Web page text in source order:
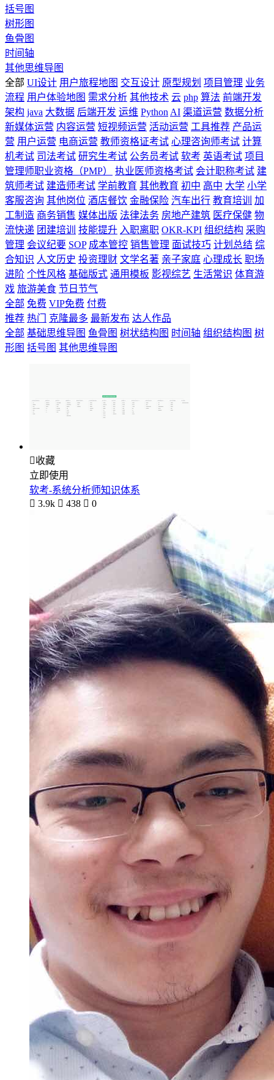
括号图
树形图
鱼骨图
时间轴
其他思维导图
全部 UI设计 用户旅程地图 交互设计 原型规划 项目管理 业务
流程 用户体验地图 需求分析 其他技术 云 php 算法 前端开发
架构 java 大数据 后端开发 运维 Python AI 渠道运营 数据分析
新媒体运营 内容运营 短视频运营 活动运营 工具推荐 产品运
营 用户运营 电商运营 教师资格证考试 心理咨询师考试 计算
机考试 司法考试 研究生考试 公务员考试 软考 英语考试 项目
管理师职业资格（PMP）
执业医师资格考试 会计职称考试 建
筑师考试 建造师考试 学前教育 其他教育 初中 高中 大学 小学
客服咨询 其他岗位 酒店餐饮 金融保险 汽车出行 教育培训
加
工制造 商务销售 媒体出版 法律法务 房地产建筑 医疗保健 物
流快递 团建培训 技能提升 入职离职 OKR-KPI 组织结构 采购
管理 会议纪要 SOP 成本管控 销售管理 面试技巧 计划总结 综
合知识 人文历史 投资理财 文学名著 亲子家庭 心理成长 职场
进阶 个性风格 基础版式 通用模板 影视综艺 生活常识 体育游
戏 旅游美食 节日节气
全部 免费 VIP免费 付费
推荐 热门 克隆最多 最新发布 达人作品
全部 基础思维导图 鱼骨图 树状结构图 时间轴 组织结构图 树
形图 括号图 其他思维导图
收藏
立即使用
软考-系统分析师知识体系
 3.9k  438  0